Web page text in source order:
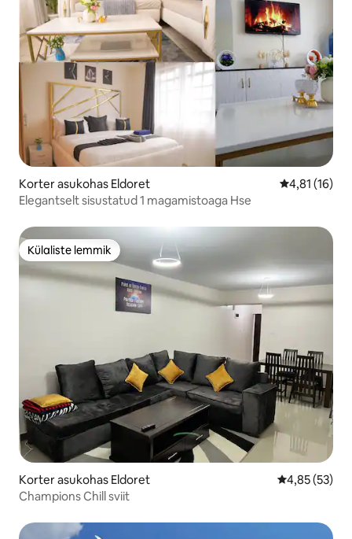
Korter asukohas Eldoret Keskmine
4,81 (16)
Elegantselt sisustatud 1 magamistoaga Hse
Külaliste lemmik
Külaliste lemmik
Korter asukohas Eldoret Keskmine
4,85 (53)
Champions Chill sviit